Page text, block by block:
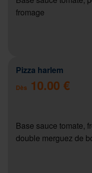
fromage
Pizza harlem
Dès 10.00 €
Base sauce tomate,
double merguez de